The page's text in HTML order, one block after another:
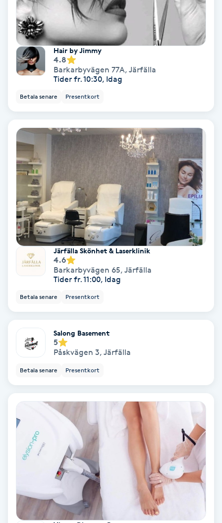
Hälsa
Hälsprickor
Idrottsmassage
IPL hårborttagning
IR-massage
Japansk massage
K18
Katun fransar
Kinesiologi
Kinesisk medicin
Kiropraktik
Klangmassage
Klippning
Klippning ungdom
Hair by Jimmy
4.8
Barkarbyvägen 77A, Järfälla
Tider fr. 10:30, Idag
Betala senare Presentkort
Järfälla Skönhet & Laserklinik
4.6
Barkarbyvägen 65, Järfälla
Tider fr. 11:00, Idag
Betala senare Presentkort
Salong Basement
5
Påskvägen 3, Järfälla
Betala senare Presentkort